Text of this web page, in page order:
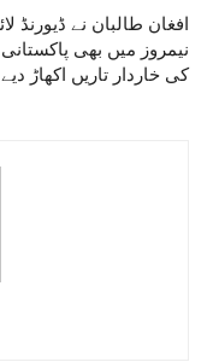
افغان طالبان نے ڈیورنڈ
نیمروز میں بھی
کی خاردار تاریں اکھاڑ دیے